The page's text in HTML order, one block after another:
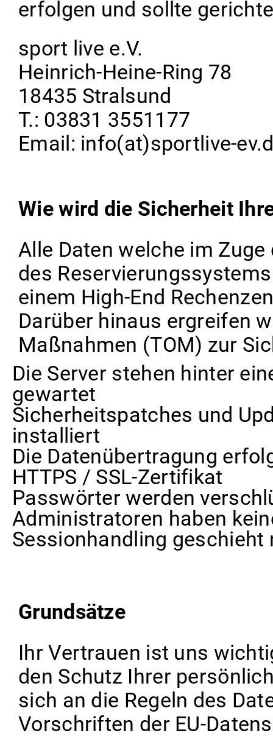
erfolgen und sollte
sport live e.V.
Heinrich-Heine-Ring 78
18435 Stralsund
T.: 03831 3551177
Email: info(at)sportlive-
Wie wird die Sicherheit
Alle Daten welche im
des
einem High-End
Darüber hinaus ergreifen
Maßnahmen (TOM) zur
Die Server stehen hinter
gewartet
Sicherheitspatches und
installiert
Die Datenübertragung
HTTPS / SSL-Zertifikat
Passwörter werden
Administratoren haben
Sessionhandling geschieht
Grundsätze
Ihr Vertrauen ist uns
den Schutz Ihrer
sich an die Regeln des
Vorschriften der EU-